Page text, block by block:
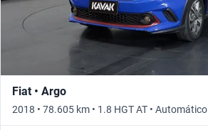
Fiat • Argo
2018 • 78.605 km • 1.8 HGT AT • Automático